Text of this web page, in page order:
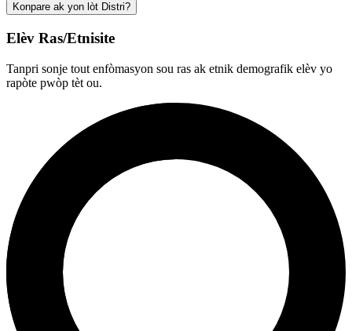
Konpare ak yon lòt Distri?
Elèv Ras/Etnisite
Tanpri sonje tout enfòmasyon sou ras ak etnik demografik elèv yo
rapòte pwòp tèt ou.